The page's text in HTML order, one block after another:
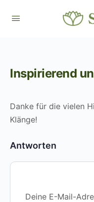
Inspirierend
Danke für die vielen
Klänge!
Antworten
Deine E-Mail-